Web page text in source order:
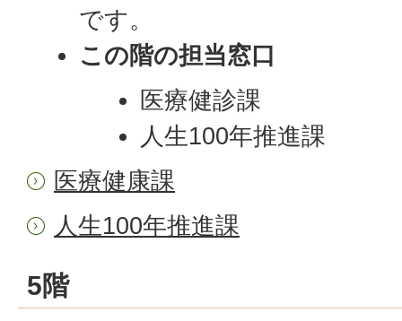
です。
この階の担当窓口
医療健診課
人生100年推進課
医療健康課
人生100年推進課
5階